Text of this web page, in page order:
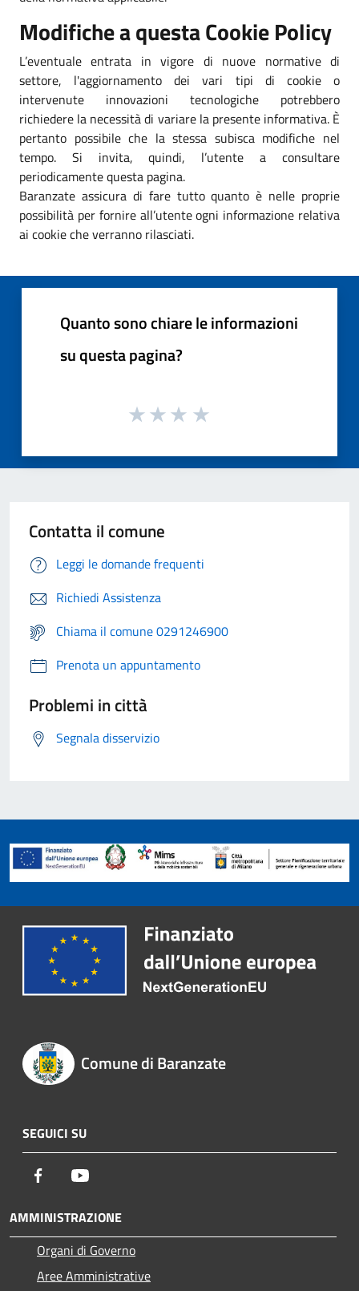
Modifiche a questa Cookie Policy
L’eventuale entrata in vigore di nuove normative di
settore, l'aggiornamento dei vari tipi di cookie o
intervenute innovazioni tecnologiche potrebbero
richiedere la necessità di variare la presente informativa. È
pertanto possibile che la stessa subisca modifiche nel
tempo. Si invita, quindi, l’utente a consultare
periodicamente questa pagina.
Baranzate assicura di fare tutto quanto è nelle proprie
possibilità per fornire all’utente ogni informazione relativa
ai cookie che verranno rilasciati.
Quanto sono chiare le informazioni
su questa pagina?
Contatta il comune
Leggi le domande frequenti
Richiedi Assistenza
Chiama il comune 0291246900
Prenota un appuntamento
Problemi in città
Segnala disservizio
Comune di Baranzate
SEGUICI SU
Facebook
AMMINISTRAZIONE
Organi di Governo
Aree Amministrative